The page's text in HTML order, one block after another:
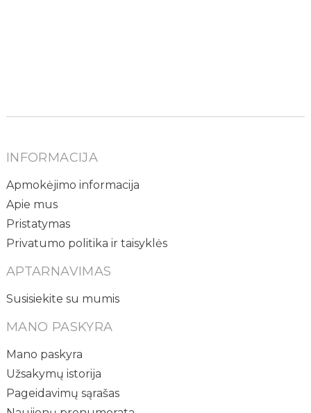
INFORMACIJA
Apmokėjimo informacija
Apie mus
Pristatymas
Privatumo politika ir taisyklės
APTARNAVIMAS
Susisiekite su mumis
MANO PASKYRA
Mano paskyra
Užsakymų istorija
Pageidavimų sąrašas